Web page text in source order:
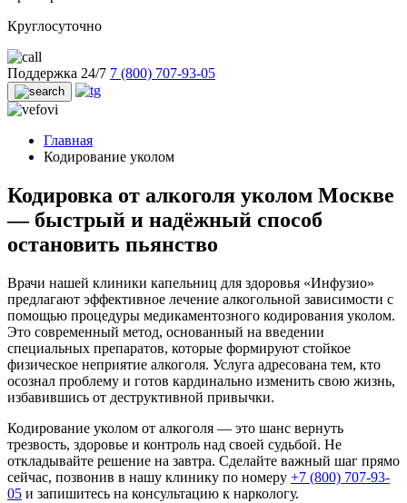
Круглосуточно
Поддержка 24/7 7 (800) 707-93-05
Главная
Кодирование уколом
Кодировка от алкоголя уколом Москве
— быстрый и надёжный способ
остановить пьянство
Врачи нашей клиники капельниц для здоровья «Инфузио»
предлагают эффективное лечение алкогольной зависимости с
помощью процедуры медикаментозного кодирования уколом.
Это современный метод, основанный на введении
специальных препаратов, которые формируют стойкое
физическое неприятие алкоголя. Услуга адресована тем, кто
осознал проблему и готов кардинально изменить свою жизнь,
избавившись от деструктивной привычки.
Кодирование уколом от алкоголя — это шанс вернуть
трезвость, здоровье и контроль над своей судьбой. Не
откладывайте решение на завтра. Сделайте важный шаг прямо
сейчас, позвонив в нашу клинику по номеру +7 (800) 707-93-
05 и запишитесь на консультацию к наркологу.